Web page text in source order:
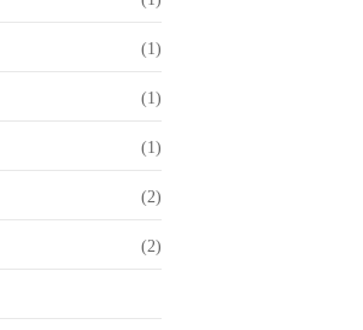
(1)
(1)
(1)
(2)
(2)